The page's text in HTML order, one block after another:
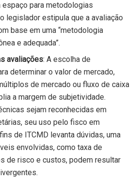
espaço para metodologias
legislador estipula que a avaliação
base em uma “metodologia
e adequada”.
avaliações: A escolha de
determinar o valor de mercado,
de mercado ou fluxo de caixa
a margem de subjetividade.
sejam reconhecidas em
seu uso pelo fisco em
de ITCMD levanta dúvidas, uma
envolvidas, como taxa de
de risco e custos, podem resultar